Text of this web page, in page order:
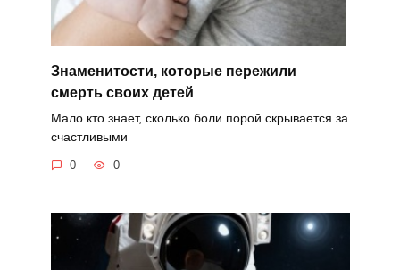
Знаменитости, которые пережили
смерть своих детей
Мало кто знает, сколько боли порой скрывается за
счастливыми
0 0